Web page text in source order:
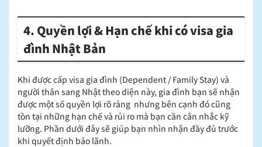
4. Quyền lợi & Hạn chế khi có visa gia
đình Nhật Bản
Khi được cấp visa gia đình (Dependent / Family Stay) và
người thân sang Nhật theo diện này, gia đình bạn sẽ nhận
được một số quyền lợi rõ ràng nhưng bên cạnh đó cũng
tồn tại những hạn chế và rủi ro mà bạn cần cân nhắc kỹ
lưỡng. Phần dưới đây sẽ giúp bạn nhìn nhận đầy đủ trước
khi quyết định bảo lãnh.